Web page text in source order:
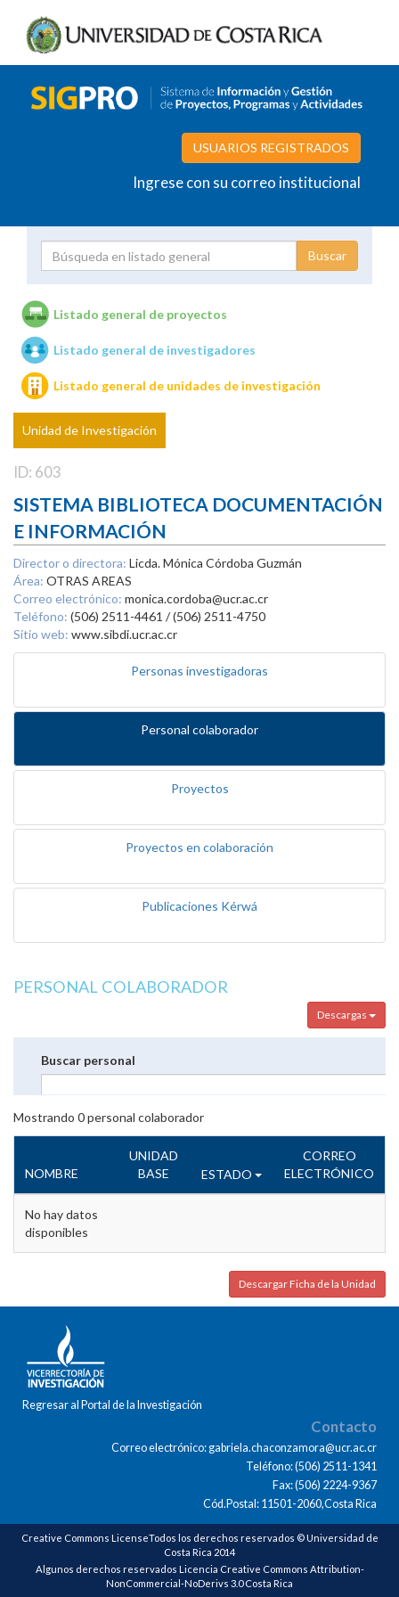
USUARIOS REGISTRADOS
Ingrese con su correo institucional
Unidades de investigación
Listado general de proyectos
Listado general de investigadores
Listado general de unidades de investigación
Unidad de Investigación
ID: 603
SISTEMA BIBLIOTECA DOCUMENTACIÓN
E INFORMACIÓN
Director o directora: Licda. Mónica Córdoba Guzmán
Área: OTRAS AREAS
Correo electrónico: monica.cordoba@ucr.ac.cr
Teléfono: (506) 2511-4461 / (506) 2511-4750
Sitio web: www.sibdi.ucr.ac.cr
Personas investigadoras
Personal colaborador
Proyectos
Proyectos en colaboración
Publicaciones Kérwá
PERSONAL COLABORADOR
Descargas
Buscar personal
Mostrando 0personal colaborador
NOMBRE
UNIDAD
BASE
ESTADO
CORREO
ELECTRÓNICO
No hay datos
disponibles
Descargar Ficha de la Unidad
Regresar al Portal de la Investigación
Contacto
Correo electrónico: gabriela.chaconzamora@ucr.ac.cr
Teléfono: (506) 2511-1341
Fax: (506) 2224-9367
Cód.Postal: 11501-2060,Costa Rica
Creative Commons LicenseTodos los derechos reservados © Universidad de
Costa Rica 2014
Algunos derechos reservados Licencia Creative Commons Attribution-
NonCommercial-NoDerivs 3.0 Costa Rica